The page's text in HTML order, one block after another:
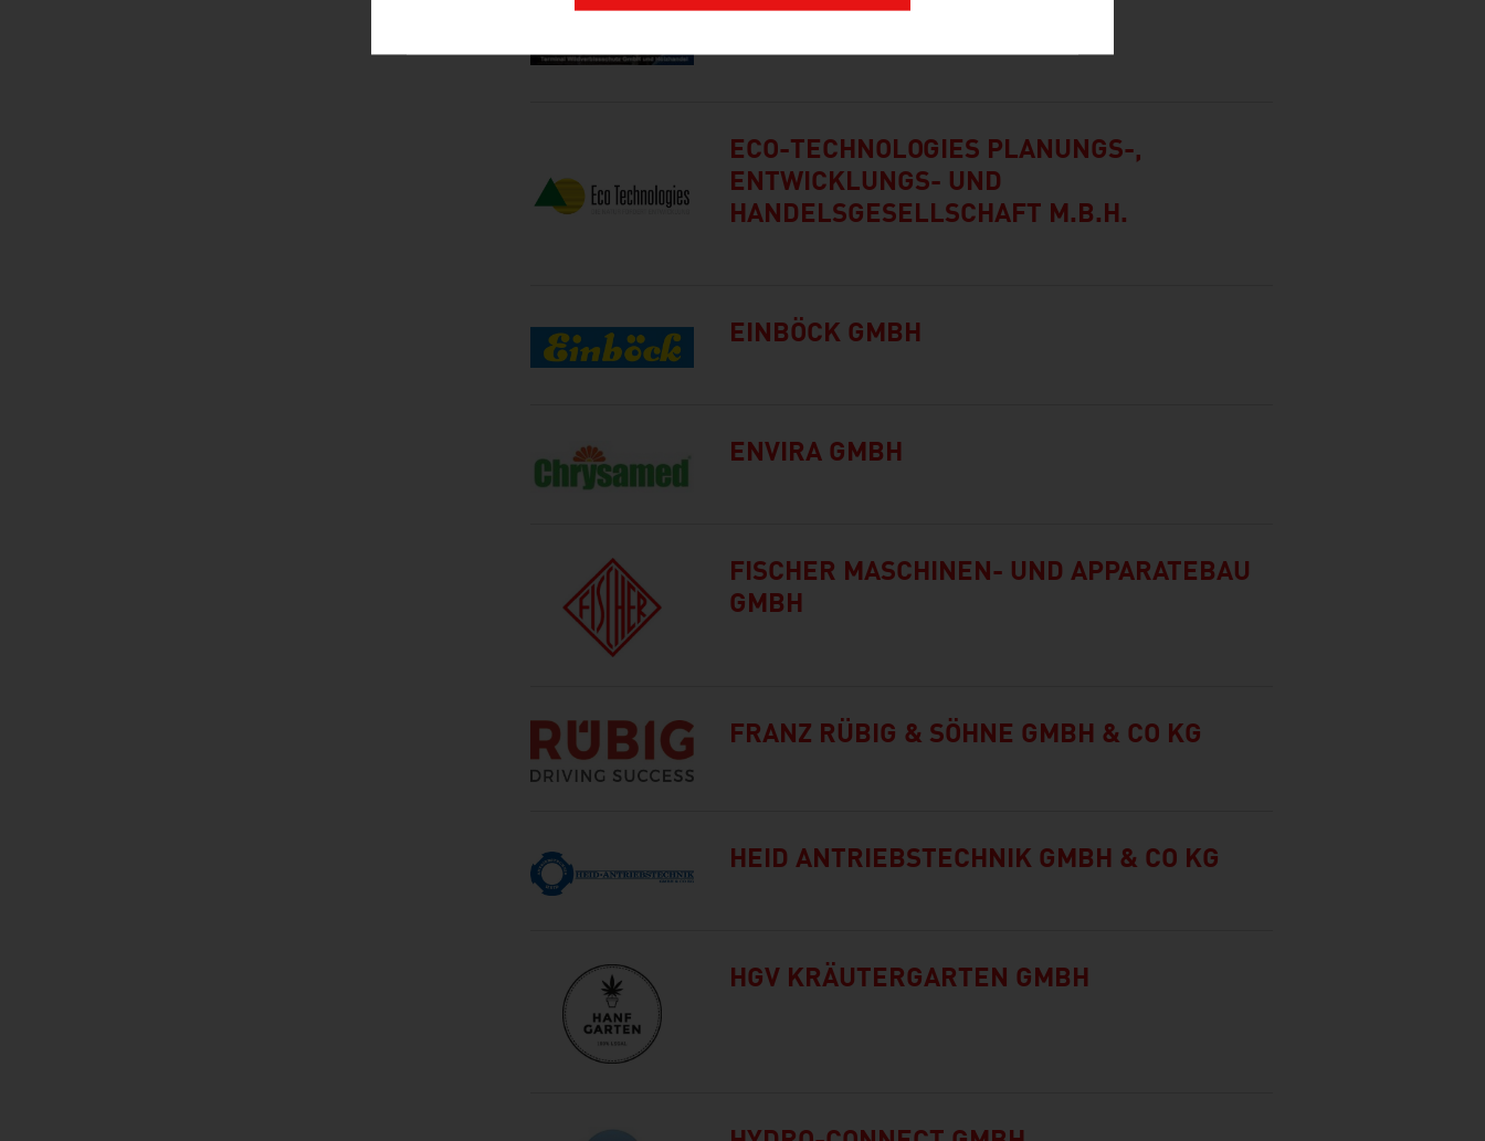
ECO-TECHNOLOGIES PLANUNGS-,
ENTWICKLUNGS- UND
HANDELSGESELLSCHAFT M.B.H.
EINBÖCK GMBH
ENVIRA GMBH
FISCHER MASCHINEN- UND APPARATEBAU
GMBH
FRANZ RÜBIG & SÖHNE GMBH & CO KG
HEID ANTRIEBSTECHNIK GMBH & CO KG
HGV KRÄUTERGARTEN GMBH